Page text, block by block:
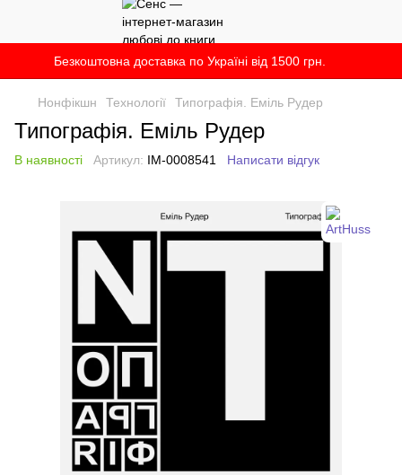
Безкоштовна доставка по Україні від 1500 грн.
Нонфікшн Технології Типографія. Еміль Рудер
Типографія. Еміль Рудер
В наявності Артикул: IM-0008541 Написати відгук